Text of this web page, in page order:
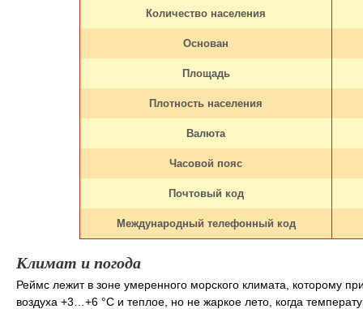
Количество населения
Основан
Площадь
Плотность населения
Валюта
Часовой пояс
Почтовый код
Международный телефонный код
Климат и погода
Реймс лежит в зоне умеренного морского климата, которому
воздуха +3…+6 °C и теплое, но не жаркое лето, когда